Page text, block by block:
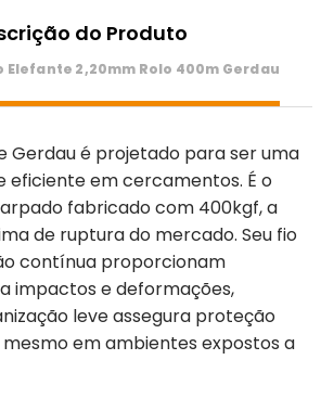
do Produto
Elefante 2,20mm Rolo 400m Gerdau
Gerdau é projetado para ser uma
eficiente em cercamentos. É o
fabricado com 400kgf, a
de ruptura do mercado. Seu fio
contínua proporcionam
impactos e deformações,
leve assegura proteção
em ambientes expostos a